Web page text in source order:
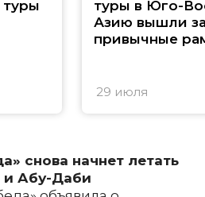
туры в Юго-
Азию вышли
привычные
29 июля
снова начнет летать
и Абу-Даби